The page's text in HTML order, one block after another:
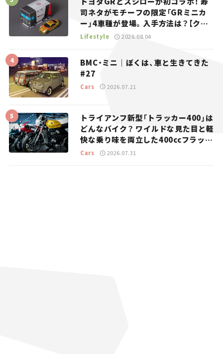
司ネタがモチーフの限定「GRミニカ
ー」4車種が登場。入手方法は？【クル
マとホビー】
Lifestyle 2026.08.04
BMC・ミニ｜ぼくは、車と生きてきた
#27
Cars 2026.07.21
トライアンフ新型「トラッカー400」は
どんなバイク？ ワイルドな見た目と軽
快な乗り味を両立した400ccフラット
トラッカー【試乗レビュー】
Cars 2026.07.31